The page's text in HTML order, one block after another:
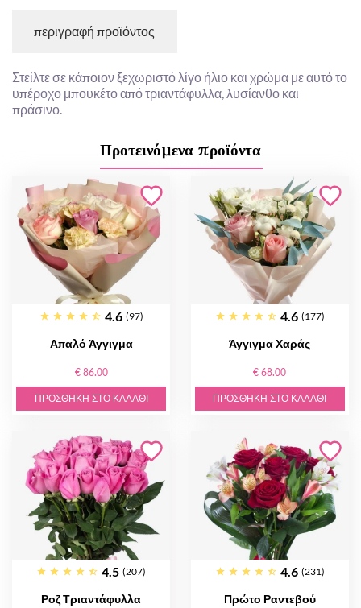
περιγραφή προϊόντος
Στείλτε σε κάποιον ξεχωριστό λίγο ήλιο και χρώμα με αυτό το
υπέροχο μπουκέτο από τριαντάφυλλα, λυσίανθο και
πράσινο.
Προτεινόμενα προϊόντα
4.6 (97)
Απαλό Άγγιγμα
€ 86.00
ΠΡΟΣΘΉΚΗ ΣΤΟ ΚΑΛΆΘΙ
4.6 (177)
Άγγιγμα Χαράς
€ 68.00
ΠΡΟΣΘΉΚΗ ΣΤΟ ΚΑΛΆΘΙ
4.5 (207)
Ροζ Τριαντάφυλλα
4.6 (231)
Πρώτο Ραντεβού